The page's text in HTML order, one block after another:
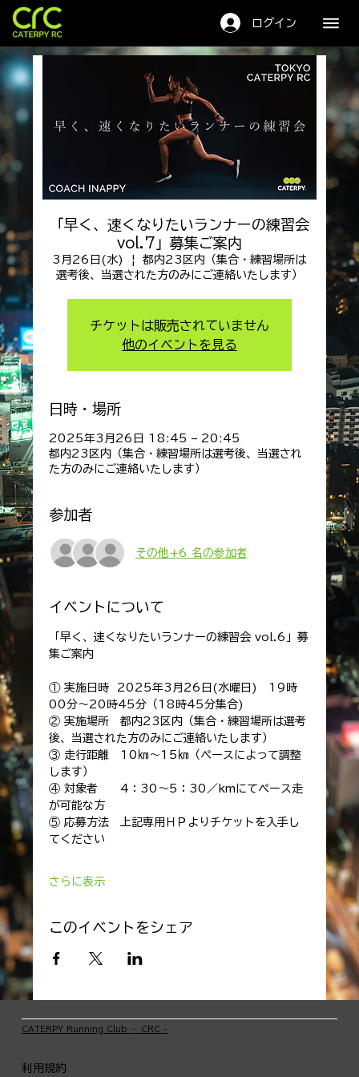
ログイン
「早く、速くなりたいランナーの練習会
vol.7」募集ご案内
3月26日(水)
  |
都内23区内（集合・練習場所は
選考後、当選された方のみにご連絡いたします）
チケットは販売されていません
他のイベントを見る
日時・場所
2025年3月26日 18:45 – 20:45
都内23区内（集合・練習場所は選考後、当選され
た方のみにご連絡いたします）
参加者
その他+6 名の参加者
イベントについて
「早く、速くなりたいランナーの練習会 vol.6」募
集ご案内
① 実施日時  2025年3月26日(水曜日)　19時
00分～20時45分（18時45分集合)
② 実施場所　都内23区内（集合・練習場所は選考
後、当選された方のみにご連絡いたします）
③ 走行距離　10㎞～15㎞（ペースによって調整
します）
④ 対象者　　4：30～5：30／kmにてペース走
が可能な方
⑤ 応募方法　上記専用ＨＰよりチケットを入手し
てください
さらに表示
このイベントをシェア
​CATERPY Running Club ‐ CRC -
利用規約